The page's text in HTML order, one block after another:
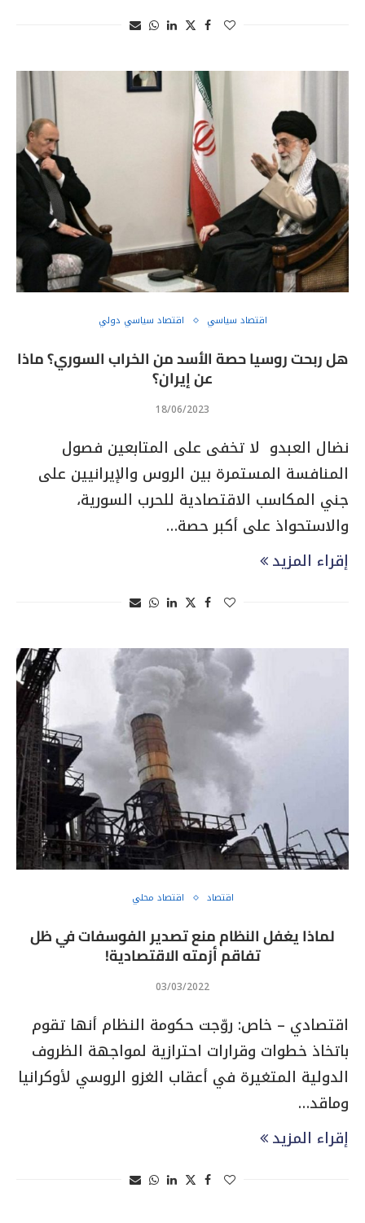
اقتصاد سياسي اقتصاد سياسي دولي
هل ربحت روسيا حصة اﻷسد من الخراب السوري؟ ماذا
عن إيران؟
18/06/2023
نضال العبدو لا تخفى على المتابعين فصول
المنافسة المستمرة بين الروس واﻹيرانيين على
جني المكاسب الاقتصادية للحرب السورية،
والاستحواذ على أكبر حصة…
إقراء المزيد
اقتصاد اقتصاد محلي
لماذا يغفل النظام منع تصدير الفوسفات في ظل
تفاقم أزمته الاقتصادية!
03/03/2022
اقتصادي – خاص: روّجت حكومة النظام أنها تقوم
باتخاذ خطوات وقرارات احترازية لمواجهة الظروف
الدولية المتغيرة في أعقاب الغزو الروسي لأوكرانيا
وماقد…
إقراء المزيد